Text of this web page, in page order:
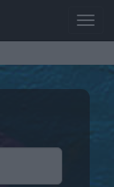
Toggle